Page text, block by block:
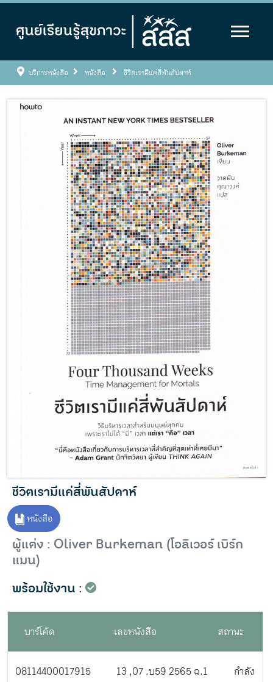
บริการหนังสือ หนังสือ ชีวิตเรามีแค่สี่พันสัปดาห์
ชีวิตเรามีแค่สี่พันสัปดาห์
หนังสือ
ผู้แต่ง : Oliver Burkeman (โอลิเวอร์ เบิร์ก
แมน)
พร้อมใช้งาน :
บาร์โค้ด เลขหนังสือ สถานะ
08114400017915 13 ,07 .บ59 2565 ฉ.1
กำลัง